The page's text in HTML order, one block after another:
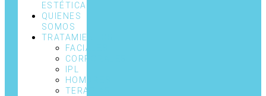
ESTÉTICA
QUIENES
SOMOS
TRATAMIENTOS
FACIALES
CORPORALES
IPL
HOMBRES
TERAPIAS